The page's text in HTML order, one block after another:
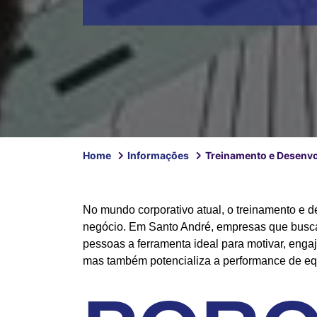
Home Informações Treinamento e
No mundo corporativo atual, o treinamento e
negócio. Em Santo André, empresas que
pessoas a ferramenta ideal para motivar,
mas também potencializa a performance de